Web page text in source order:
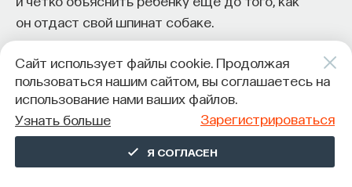
он отдаст свой шпинат собаке.
от вас более сложных методов изменения хода
игры. В деле введения правила ответной реакции
и доведения этого правила до сведения других
игроков необходимо присвоить себе статус
игрока, делающего первый ход. Вы должны
Сайт использует файлы cookie. Продолжая
пользоваться нашим сайтом, вы соглашаетесь на
использование нами ваших файлов.
Узнать больше
Зарегистрироваться
Я СОГЛАСЕН